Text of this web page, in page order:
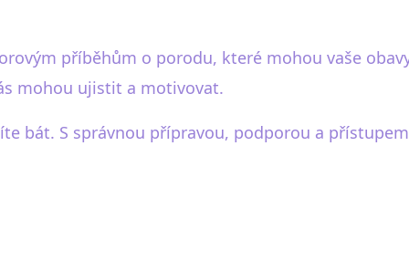
příběhům o porodu, které mohou vaše
mohou ujistit a motivovat.
bát. S správnou přípravou, podporou a